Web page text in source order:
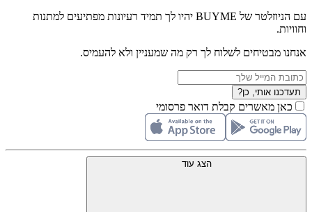
עם הניוזלטר של BUYME יהיו לך תמיד רעיונות מפתיעים למתנות
וחוויות.
אנחנו מבטיחים לשלוח לך רק מה שמעניין ולא להעמיס.
תעדכנו אותי, כן?
כאן מאשרים קבלת דואר פרסומי
הצג עוד